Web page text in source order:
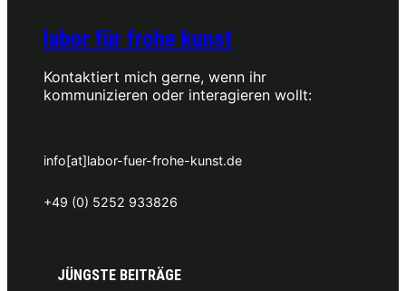
labor für frohe kunst
Kontaktiert mich gerne, wenn ihr
kommunizieren oder interagieren wollt:
info[at]labor-fuer-frohe-kunst.de
+49 (0) 5252 933826
JÜNGSTE BEITRÄGE